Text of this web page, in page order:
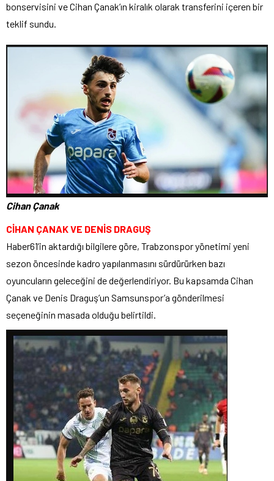
bonservisini ve Cihan Çanak’ın kiralık olarak transferini içeren bir
teklif sundu.
Cihan Çanak
CİHAN ÇANAK VE DENİS DRAGUŞ
Haber61’in aktardığı bilgilere göre, Trabzonspor yönetimi yeni
sezon öncesinde kadro yapılanmasını sürdürürken bazı
oyuncuların geleceğini de değerlendiriyor. Bu kapsamda Cihan
Çanak ve Denis Draguş’un Samsunspor’a gönderilmesi
seçeneğinin masada olduğu belirtildi.